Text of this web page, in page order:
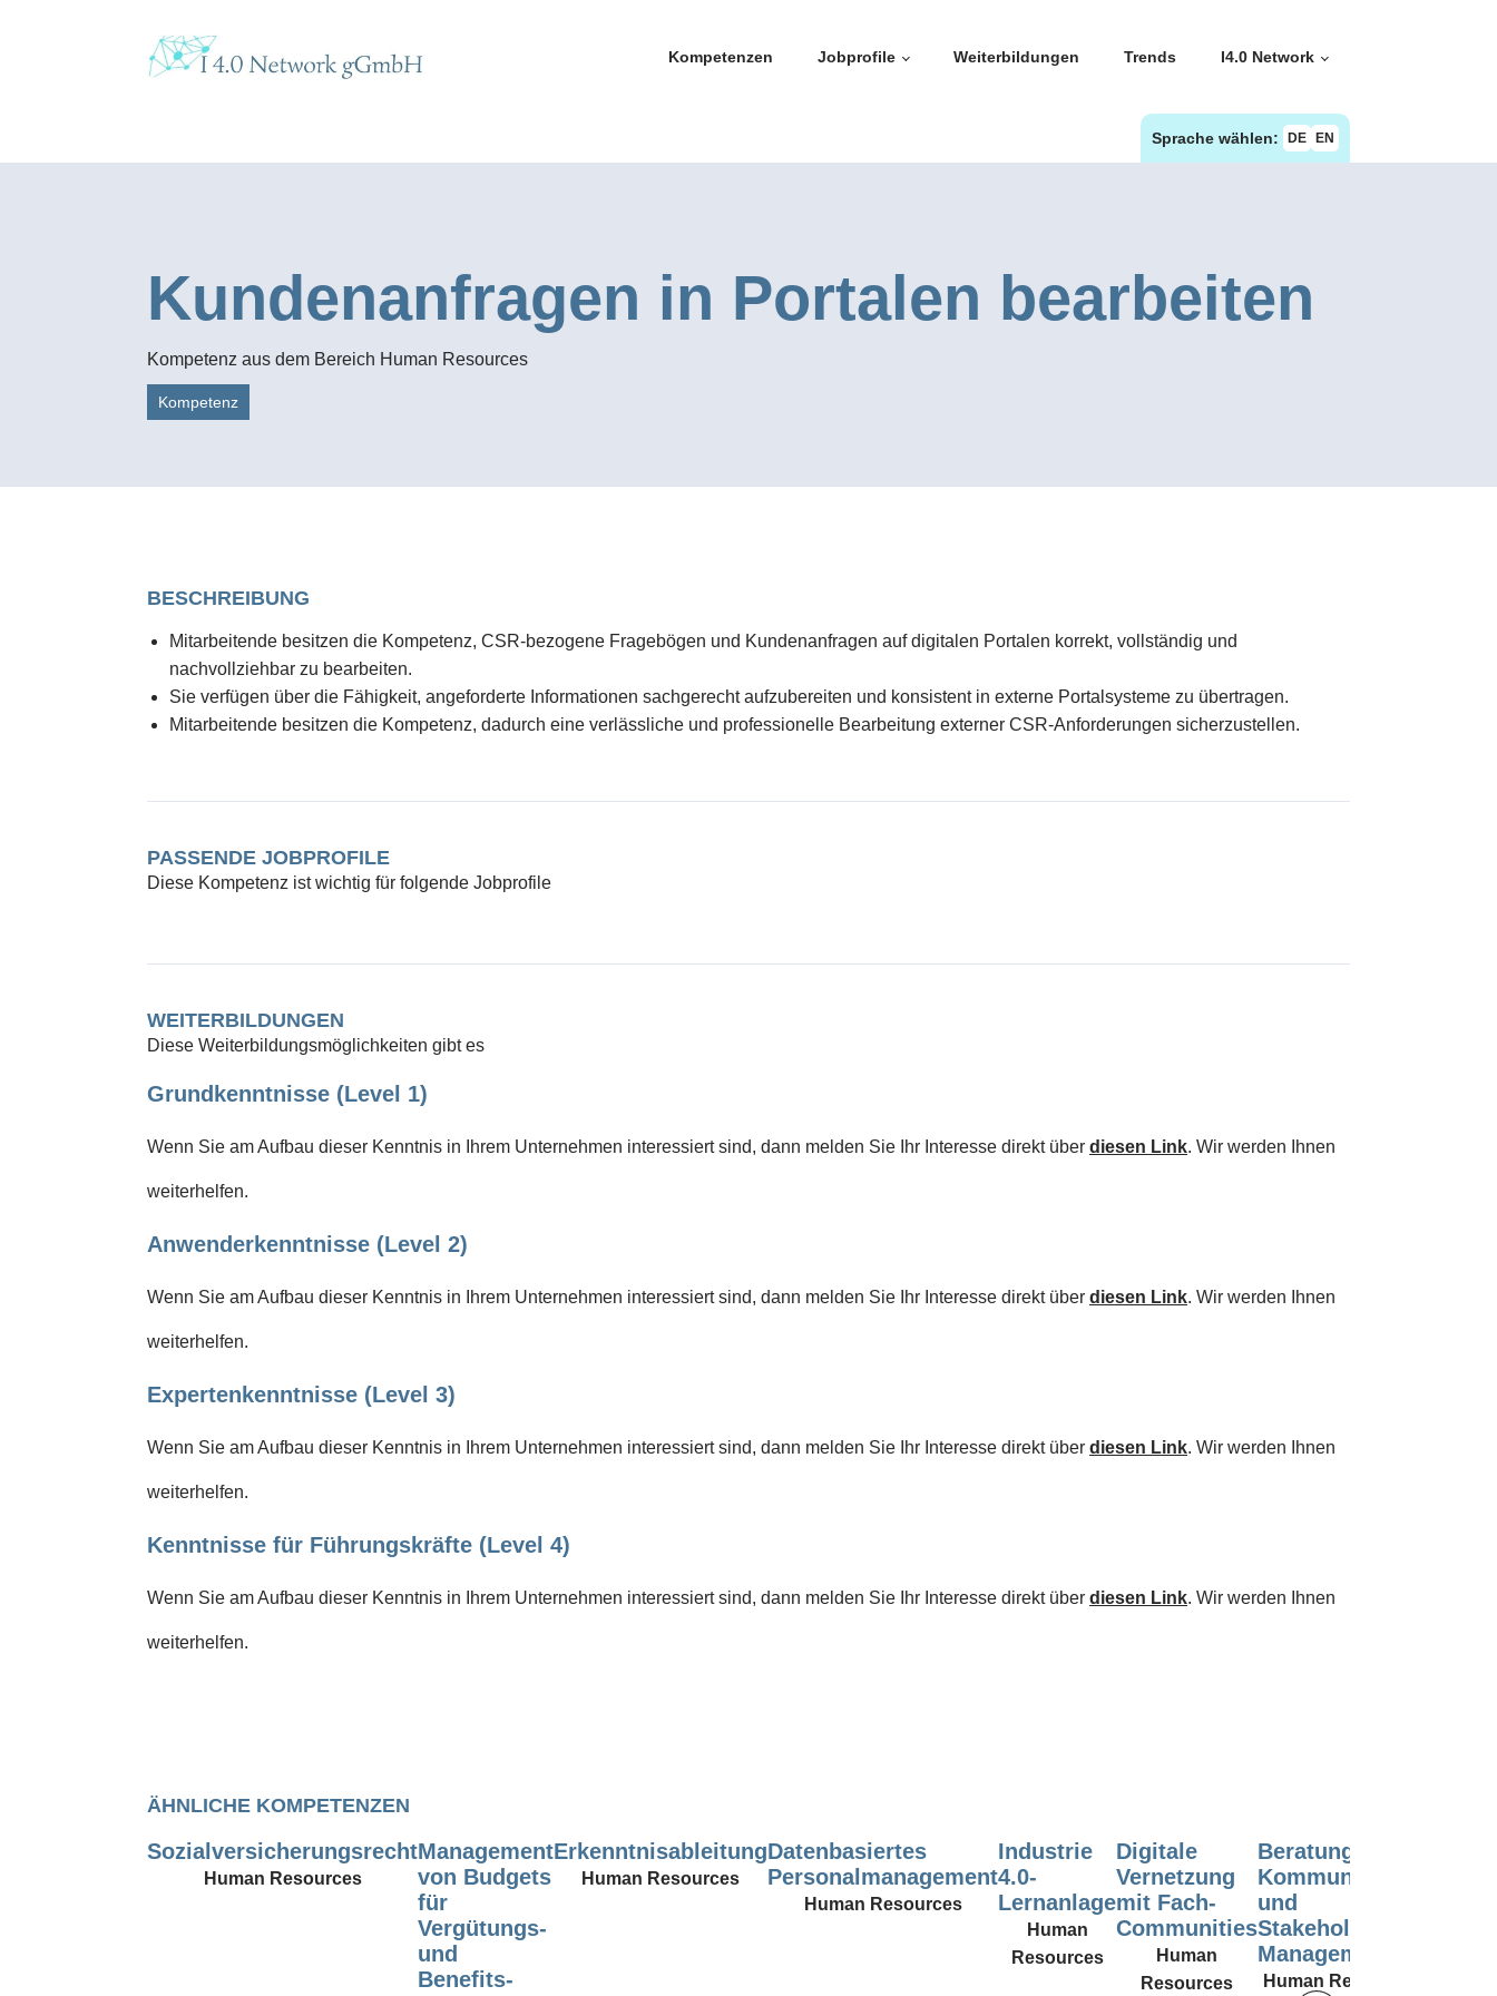
Kompetenzen Jobprofile Weiterbildungen Trends I4.0 Network
Sprache wählen: DE EN
Kundenanfragen in Portalen bearbeiten
Kompetenz aus dem Bereich Human Resources
Kompetenz
BESCHREIBUNG
Mitarbeitende besitzen die Kompetenz, CSR-bezogene Fragebögen und Kundenanfragen auf digitalen Portalen korrekt, vollständig und
nachvollziehbar zu bearbeiten.
Sie verfügen über die Fähigkeit, angeforderte Informationen sachgerecht aufzubereiten und konsistent in externe Portalsysteme zu übertragen.
Mitarbeitende besitzen die Kompetenz, dadurch eine verlässliche und professionelle Bearbeitung externer CSR-Anforderungen sicherzustellen.
PASSENDE JOBPROFILE
Diese Kompetenz ist wichtig für folgende Jobprofile
WEITERBILDUNGEN
Diese Weiterbildungsmöglichkeiten gibt es
Grundkenntnisse (Level 1)
Wenn Sie am Aufbau dieser Kenntnis in Ihrem Unternehmen interessiert sind, dann melden Sie Ihr Interesse direkt über diesen Link. Wir werden Ihnen
weiterhelfen.
Anwenderkenntnisse (Level 2)
Wenn Sie am Aufbau dieser Kenntnis in Ihrem Unternehmen interessiert sind, dann melden Sie Ihr Interesse direkt über diesen Link. Wir werden Ihnen
weiterhelfen.
Expertenkenntnisse (Level 3)
Wenn Sie am Aufbau dieser Kenntnis in Ihrem Unternehmen interessiert sind, dann melden Sie Ihr Interesse direkt über diesen Link. Wir werden Ihnen
weiterhelfen.
Kenntnisse für Führungskräfte (Level 4)
Wenn Sie am Aufbau dieser Kenntnis in Ihrem Unternehmen interessiert sind, dann melden Sie Ihr Interesse direkt über diesen Link. Wir werden Ihnen
weiterhelfen.
ÄHNLICHE KOMPETENZEN
Sozialversicherungsrecht
Human Resources
Management
von Budgets
für
Vergütungs-
und
Benefits-
Erkenntnisableitung
Human Resources
Datenbasiertes
Personalmanagement
Human Resources
Industrie
4.0-
Lernanlage
Human
Resources
Digitale
Vernetzung
mit Fach-
Communities
Human
Resources
Beratung,
Kommunikation
und
Stakeholder-
Management
Human Resources